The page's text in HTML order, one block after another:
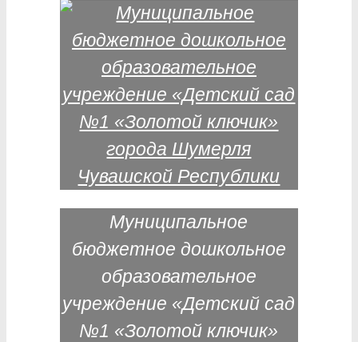
Муниципальное
бюджетное дошкольное
образовательное
учреждение «Детский сад
№1 «Золотой ключик»